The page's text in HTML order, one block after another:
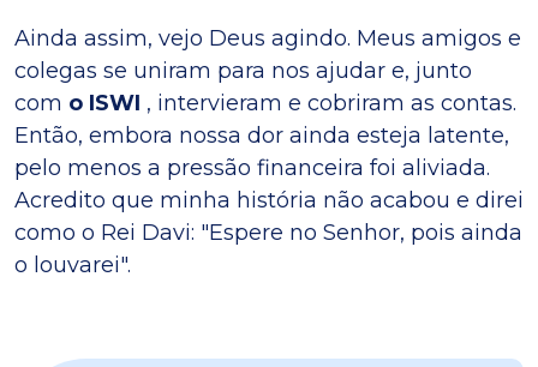
Ainda assim, vejo Deus agindo. Meus amigos e
colegas se uniram para nos ajudar e, junto
com o ISWI , intervieram e cobriram as contas.
Então, embora nossa dor ainda esteja latente,
pelo menos a pressão financeira foi aliviada.
Acredito que minha história não acabou e direi
como o Rei Davi: "Espere no Senhor, pois ainda
o louvarei".